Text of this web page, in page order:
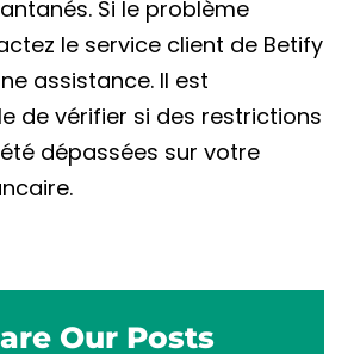
Si le problème
le service client de Betify
assistance. Il est
de vérifier si des restrictions
dépassées sur votre
Our Posts